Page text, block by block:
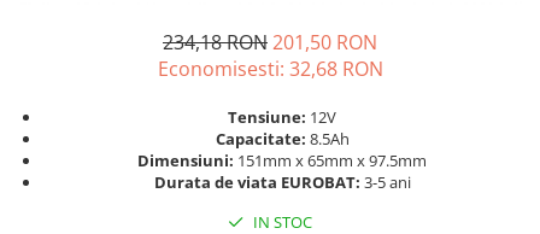
Invertoare Off-grid
MPPT
PWM
Convertoare de tensiune
Sisteme de stocare energie
234,18 RON201,50 RON
Economisesti: 32,68 RON
Tensiune: 12V
Capacitate: 8.5Ah
Dimensiuni: 151mm x 65mm x 97.5mm
Durata de viata EUROBAT: 3-5 ani
IN STOC